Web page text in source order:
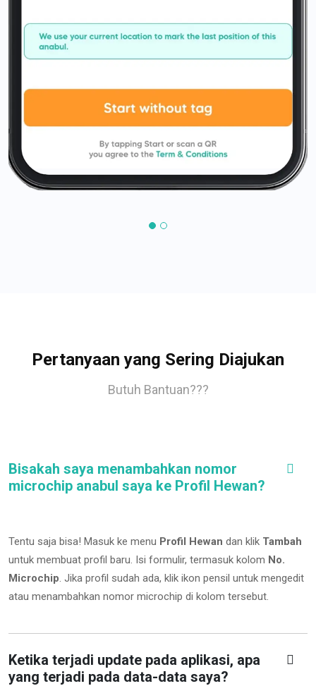
Pertanyaan yang Sering Diajukan
Butuh Bantuan???
Bisakah saya menambahkan nomor
microchip anabul saya ke Profil Hewan?
Tentu saja bisa! Masuk ke menu Profil Hewan dan klik Tambah
untuk membuat profil baru. Isi formulir, termasuk kolom No.
Microchip. Jika profil sudah ada, klik ikon pensil untuk mengedit
atau menambahkan nomor microchip di kolom tersebut.
Ketika terjadi update pada aplikasi, apa
yang terjadi pada data-data saya?